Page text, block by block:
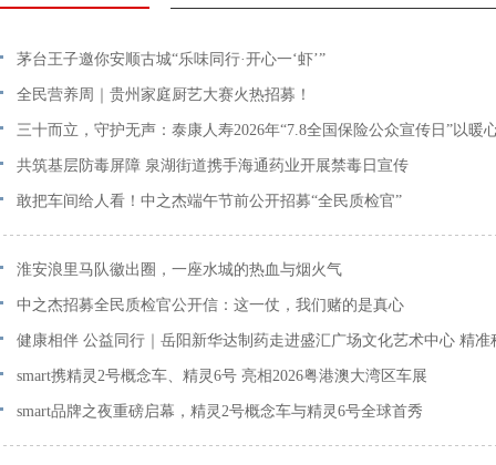
茅台王子邀你安顺古城“乐味同行·开心一‘虾’”
全民营养周｜贵州家庭厨艺大赛火热招募！
三十而立，守护无声：泰康人寿2026年“7.8全国保险公众宣传日”以暖
最长情的告白
共筑基层防毒屏障 泉湖街道携手海通药业开展禁毒日宣传
敢把车间给人看！中之杰端午节前公开招募“全民质检官”
淮安浪里马队徽出圈，一座水城的热血与烟火气
中之杰招募全民质检官公开信：这一仗，我们赌的是真心
健康相伴 公益同行｜岳阳新华达制药走进盛汇广场文化艺术中心 精准
守护中老年健康
smart携精灵2号概念车、精灵6号 亮相2026粤港澳大湾区车展
smart品牌之夜重磅启幕，精灵2号概念车与精灵6号全球首秀